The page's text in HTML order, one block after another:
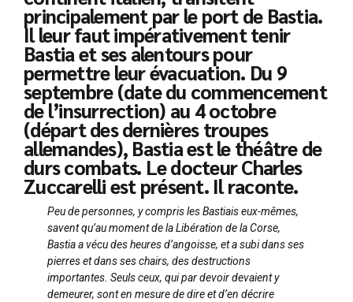
principalement par le port de Bastia.
Il leur faut impérativement tenir
Bastia et ses alentours pour
permettre leur évacuation. Du 9
septembre (date du commencement
de l’insurrection) au 4 octobre
(départ des dernières troupes
allemandes), Bastia est le théâtre de
durs combats. Le docteur Charles
Zuccarelli est présent. Il raconte.
Peu de personnes, y compris les Bastiais eux-mêmes,
savent qu’au moment de la Libération de la Corse,
Bastia a vécu des heures d’angoisse, et a subi dans ses
pierres et dans ses chairs, des destructions
importantes. Seuls ceux, qui par devoir devaient y
demeurer, sont en mesure de dire et d’en décrire